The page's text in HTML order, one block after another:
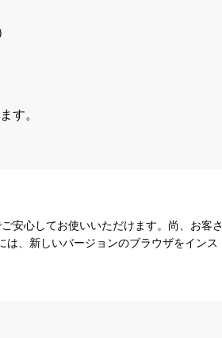
す。
安心してお使いいただけます。尚、お客さ
、新しいバージョンのブラウザをインス